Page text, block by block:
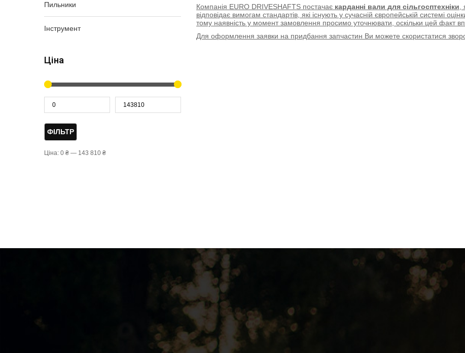
Пильники
Інструмент
Ціна
ФІЛЬТР
Ціна: 0 ₴ — 143 810 ₴
Компанія EURO DRIVESHAFTS постачає карданні вали для сільгосптехніки
відповідає вимогам стандартів, які існують у сучасній європейській системі
тому наявність у момент замовлення просимо уточнювати, оскільки цей факт
Для оформлення заявки на придбання запчастин Ви можете скористатися